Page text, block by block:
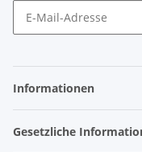
Informationen
Gesetzliche